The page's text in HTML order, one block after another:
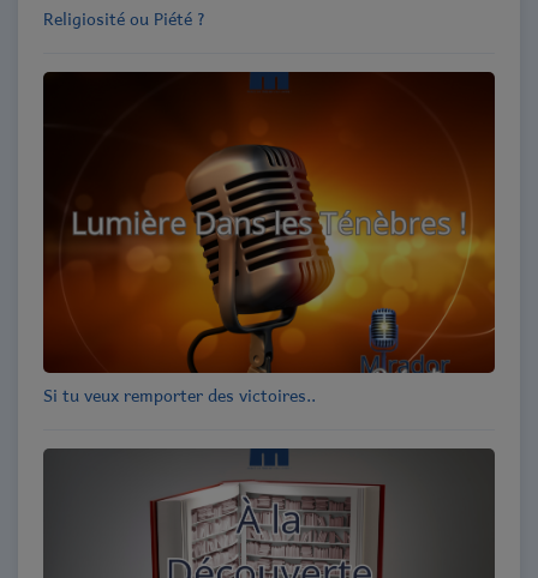
Religiosité ou Piété ?
Si tu veux remporter des victoires..